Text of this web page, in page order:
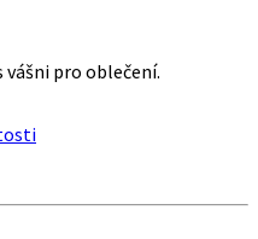
pro oblečení.